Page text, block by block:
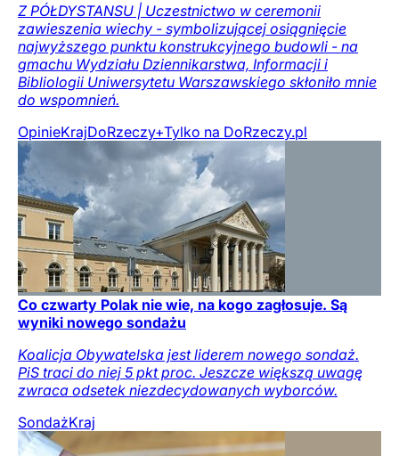
Z PÓŁDYSTANSU | Uczestnictwo w ceremonii
zawieszenia wiechy - symbolizującej osiągnięcie
najwyższego punktu konstrukcyjnego budowli - na
gmachu Wydziału Dziennikarstwa, Informacji i
Bibliologii Uniwersytetu Warszawskiego skłoniło mnie
do wspomnień.
OpinieKrajDoRzeczy+Tylko na DoRzeczy.pl
Co czwarty Polak nie wie, na kogo zagłosuje. Są
wyniki nowego sondażu
Koalicja Obywatelska jest liderem nowego sondaż.
PiS traci do niej 5 pkt proc. Jeszcze większą uwagę
zwraca odsetek niezdecydowanych wyborców.
SondażKraj